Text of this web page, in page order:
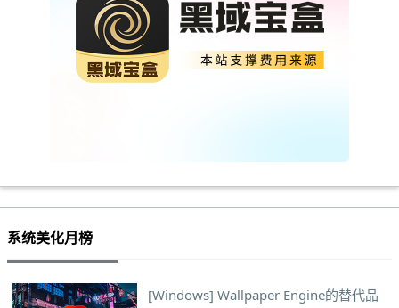
系统美化月榜
[Windows] Wallpaper Engine的替代品